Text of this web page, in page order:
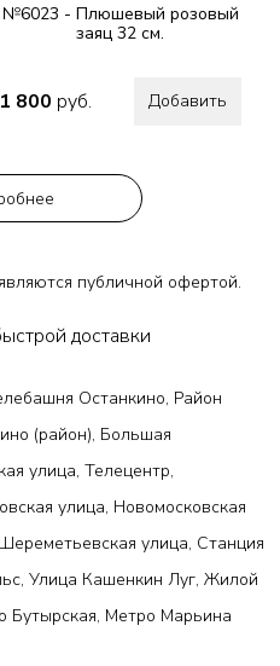
№6023 - Плюшевый розовый
заяц 32 см.
1 800 руб. Добавить
публичной офертой.
доставки
Останкино, Район
(район), Большая
улица, Телецентр,
улица, Новомосковская
улица, Станция
Улица Кашенкин Луг, Жилой
Бутырская, Метро Марьина